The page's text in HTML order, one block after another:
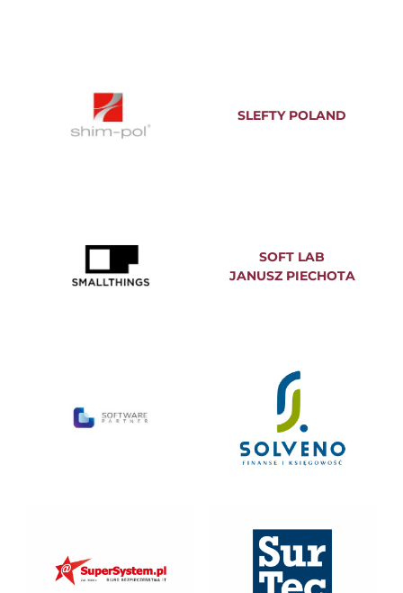
SLEFTY POLAND
SOFT LAB
JANUSZ PIECHOTA